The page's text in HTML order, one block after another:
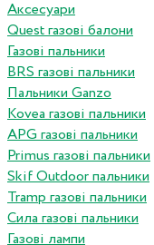
Аксесуари
Quest газові балони
Газові пальники
BRS газові пальники
Пальники Ganzo
Kovea газові пальники
APG газові пальники
Primus газові пальники
Skif Outdoor пальники
Tramp газові пальники
Сила газові пальники
Газові лампи